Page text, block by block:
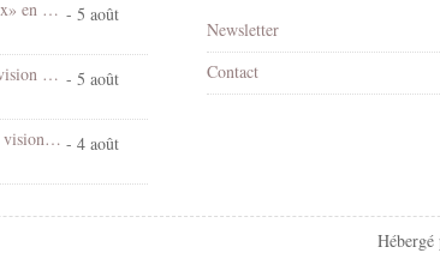
Spectacle «Les jours heureux» en 3D stéréo vision croisée - 5 août
Chantal Goya en stéréo 3D vision croisée - 5 août
Village d'EUS en stéréo 3D vision croisée - 4 août
Newsletter
Contact
Hébergé